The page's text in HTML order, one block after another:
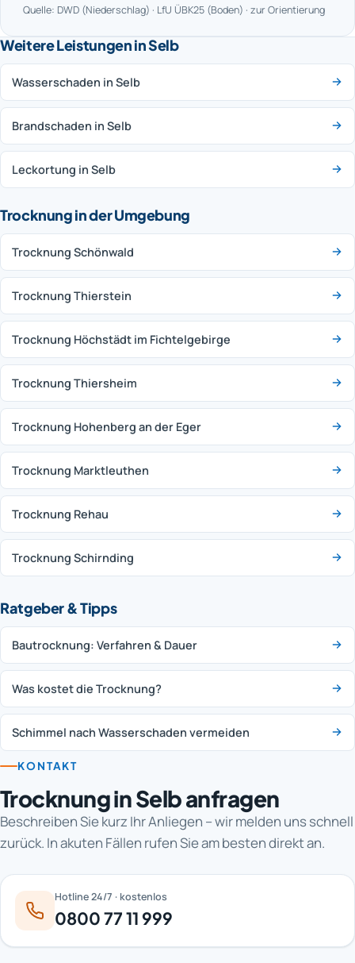
Quelle: DWD (Niederschlag) · LfU ÜBK25 (Boden) · zur Orientierung
Weitere Leistungen in Selb
Wasserschaden in Selb
Brandschaden in Selb
Leckortung in Selb
Trocknung in der Umgebung
Trocknung Schönwald
Trocknung Thierstein
Trocknung Höchstädt im Fichtelgebirge
Trocknung Thiersheim
Trocknung Hohenberg an der Eger
Trocknung Marktleuthen
Trocknung Rehau
Trocknung Schirnding
Ratgeber & Tipps
Bautrocknung: Verfahren & Dauer
Was kostet die Trocknung?
Schimmel nach Wasserschaden vermeiden
KONTAKT
Trocknung in Selb anfragen
Beschreiben Sie kurz Ihr Anliegen – wir melden uns schnell
zurück. In akuten Fällen rufen Sie am besten direkt an.
Hotline 24/7 · kostenlos
0800 77 11 999